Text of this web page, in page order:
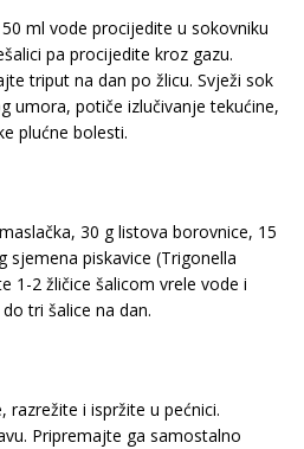
ml vode procijedite u sokovniku
pa procijedite kroz gazu.
triput na dan po žlicu. Svježi sok
umora, potiče izlučivanje tekućine,
plućne bolesti.
30 g listova borovnice, 15
sjemena piskavice (Trigonella
1-2 žličice šalicom vrele vode i
tri šalice na dan.
razrežite i ispržite u pećnici.
Pripremajte ga samostalno